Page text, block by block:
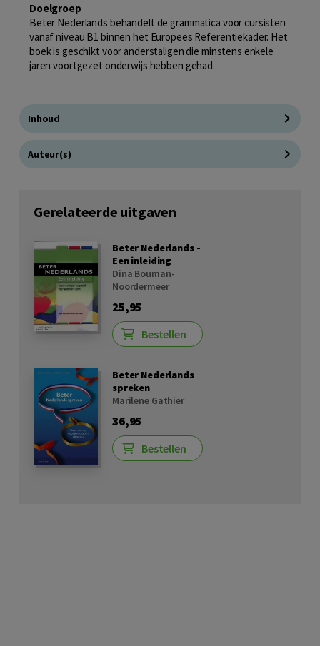
Doelgroep
Beter Nederlands behandelt de grammatica voor cursisten
vanaf niveau B1 binnen het Europees Referentiekader. Het
boek is geschikt voor anderstaligen die minstens enkele
jaren voortgezet onderwijs hebben gehad.
Inhoud
Auteur(s)
Gerelateerde uitgaven
Beter Nederlands -
Een inleiding
Dina Bouman-
Noordermeer
25,95
Bestellen
Beter Nederlands
spreken
Marilene Gathier
36,95
Bestellen